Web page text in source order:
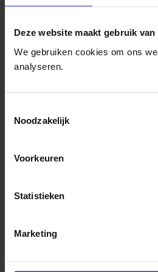
Deze website maakt gebruik van
We gebruiken cookies om ons
analyseren.
Noodzakelijk
Voorkeuren
Statistieken
Marketing
Wil me aanmelden voor Peer
Jouw bericht:
Verstuur bericht